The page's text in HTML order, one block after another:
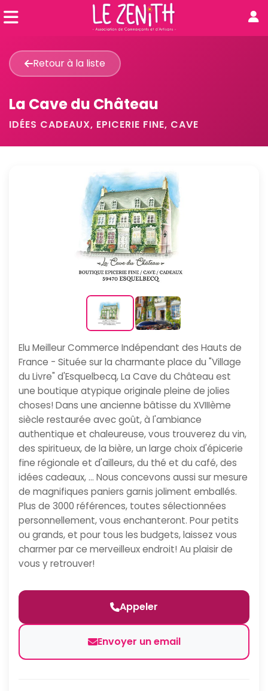
Retour à la liste
La Cave du Château
IDÉES CADEAUX, EPICERIE FINE, CAVE
Elu Meilleur Commerce Indépendant des Hauts de
France - Située sur la charmante place du "Village
du Livre" d'Esquelbecq, La Cave du Château est
une boutique atypique originale pleine de jolies
choses! Dans une ancienne bâtisse du XVIIIème
siècle restaurée avec goût, à l'ambiance
authentique et chaleureuse, vous trouverez du vin,
des spiritueux, de la bière, un large choix d'épicerie
fine régionale et d'ailleurs, du thé et du café, des
idées cadeaux, … Nous concevons aussi sur mesure
de magnifiques paniers garnis joliment emballés.
Plus de 3000 références, toutes sélectionnées
personnellement, vous enchanteront. Pour petits
ou grands, et pour tous les budgets, laissez vous
charmer par ce merveilleux endroit! Au plaisir de
vous y retrouver!
Appeler
Envoyer un email